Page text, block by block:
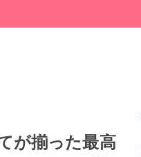
が揃った最高